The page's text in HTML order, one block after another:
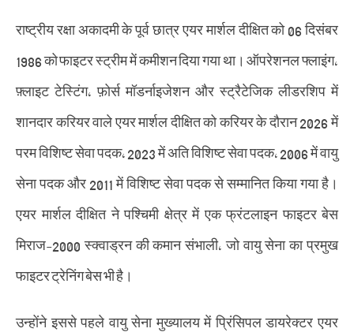
राष्ट्रीय रक्षा अकादमी के पूर्व छात्र एयर मार्शल दीक्षित को 06 दिसंबर
1986 को फाइटर स्ट्रीम में कमीशन दिया गया था। ऑपरेशनल फ्लाइंग,
फ़्लाइट टेस्टिंग, फ़ोर्स मॉडर्नाइजेशन और स्ट्रैटेजिक लीडरशिप में
शानदार करियर वाले एयर मार्शल दीक्षित को करियर के दौरान 2026 में
परम विशिष्ट सेवा पदक, 2023 में अति विशिष्ट सेवा पदक, 2006 में वायु
सेना पदक और 2011 में विशिष्ट सेवा पदक से सम्मानित किया गया है।
एयर मार्शल दीक्षित ने पश्चिमी क्षेत्र में एक फ्रंटलाइन फाइटर बेस
मिराज-2000 स्क्वाड्रन की कमान संभाली, जो वायु सेना का प्रमुख
फाइटर ट्रेनिंग बेस भी है।
उन्होंने इससे पहले वायु सेना मुख्यालय में प्रिंसिपल डायरेक्टर एयर